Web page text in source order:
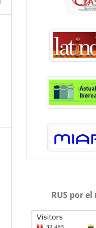
RUS por